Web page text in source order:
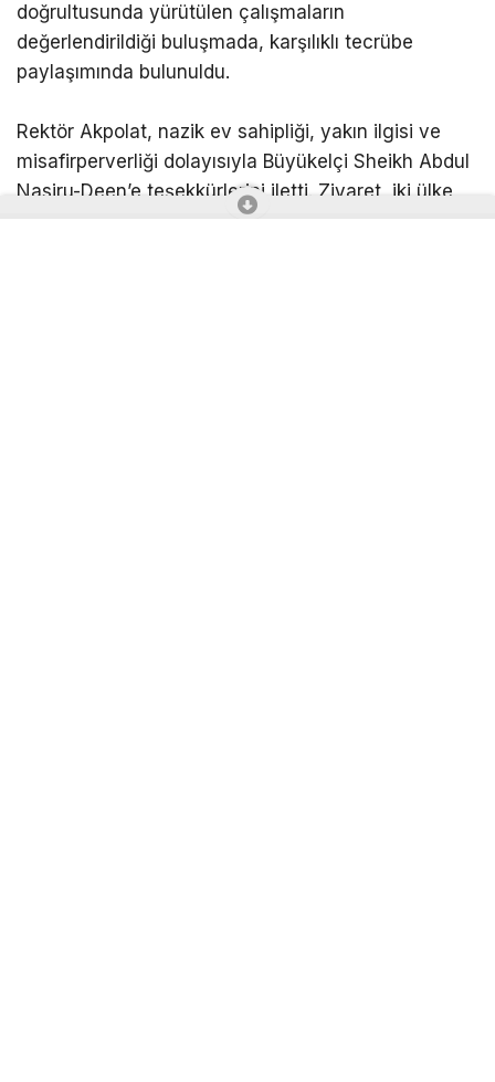
doğrultusunda yürütülen çalışmaların
değerlendirildiği buluşmada, karşılıklı tecrübe
paylaşımında bulunuldu.
Rektör Akpolat, nazik ev sahipliği, yakın ilgisi ve
misafirperverliği dolayısıyla Büyükelçi Sheikh Abdul
Nasiru-Deen’e teşekkürlerini iletti. Ziyaret, iki ülke
arasındaki kültürel ve akademik bağları daha da